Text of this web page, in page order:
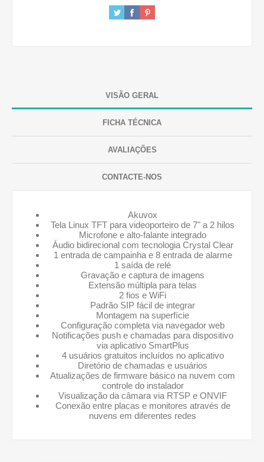
VISÃO GERAL
FICHA TÉCNICA
AVALIAÇÕES
CONTACTE-NOS
Akuvox
Tela Linux TFT para videoporteiro de 7" a 2 hilos
Microfone e alto-falante integrado
Áudio bidirecional com tecnologia Crystal Clear
1 entrada de campainha e 8 entrada de alarme
1 saída de relé
Gravação e captura de imagens
Extensão múltipla para telas
2 fios e WiFi
Padrão SIP fácil de integrar
Montagem na superfície
Configuração completa via navegador web
Notificações push e chamadas para dispositivo
via aplicativo SmartPlus
4 usuários gratuitos incluídos no aplicativo
Diretório de chamadas e usuários
Atualizações de firmware básico na nuvem com
controle do instalador
Visualização da câmara via RTSP e ONVIF
Conexão entre placas e monitores através de
nuvens em diferentes redes